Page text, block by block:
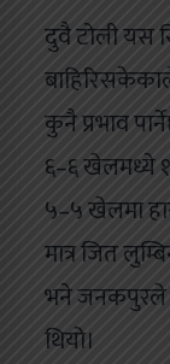
दुवै टोली यस
कुनै प्रभाव
६–६ खेलमध्ये
५–५ खेलमा
मात्र जित
भने जनकपुरले
थियो।